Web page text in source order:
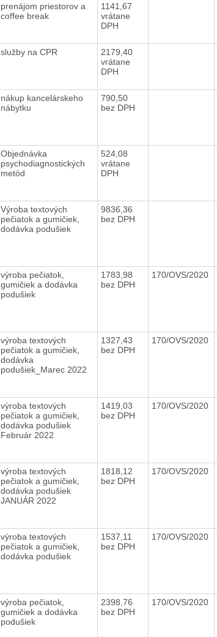
prenájom priestorov a
coffee break
1141,67
vrátane
DPH
služby na CPR
2179,40
vrátane
DPH
nákup kancelárskeho
nábytku
790,50
bez DPH
Objednávka
psychodiagnostických
metód
524,08
vrátane
DPH
Výroba textových
pečiatok a gumičiek,
dodávka podušiek
9836,36
bez DPH
výroba pečiatok,
gumičiek a dodávka
podušiek
1783,98
bez DPH
170/OVS/2020
výroba textových
pečiatok a gumičiek,
dodávka
podušiek_Marec 2022
1327,43
bez DPH
170/OVS/2020
výroba textových
pečiatok a gumičiek,
dodávka podušiek
Február 2022
1419,03
bez DPH
170/OVS/2020
výroba textových
pečiatok a gumičiek,
dodávka podušiek
JANUÁR 2022
1818,12
bez DPH
170/OVS/2020
výroba textových
pečiatok a gumičiek,
dodávka podušiek
1537,11
bez DPH
170/OVS/2020
výroba pečiatok,
gumičiek a dodávka
podušiek
2398,76
bez DPH
170/OVS/2020